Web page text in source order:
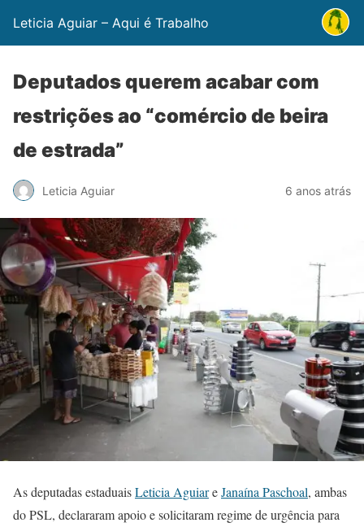
Leticia Aguiar – Aqui é Trabalho
Deputados querem acabar com
restrições ao “comércio de beira
de estrada”
Leticia Aguiar 6 anos atrás
As deputadas estaduaisLeticia AguiareJanaína Paschoal, ambas
do PSL, declararam apoio e solicitaram regime de urgência para